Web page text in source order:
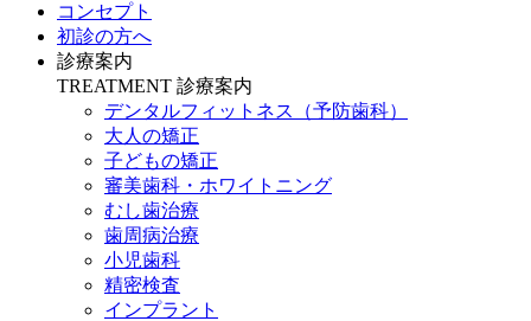
コンセプト
初診の方へ
診療案内
TREATMENT 診療案内
デンタルフィットネス
（予防歯科）
大人の矯正
子どもの矯正
審美歯科・ホワイトニング
むし歯治療
歯周病治療
小児歯科
精密検査
インプラント